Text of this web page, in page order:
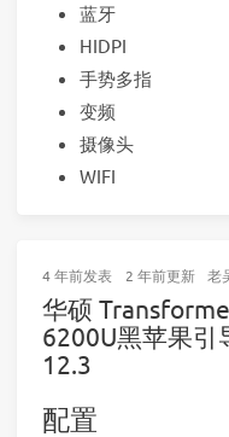
蓝牙
HIDPI
手势多指
变频
摄像头
WIFI
4 年前发表 2 年前更新 老
华硕
6200U黑苹果引
12.3
配置